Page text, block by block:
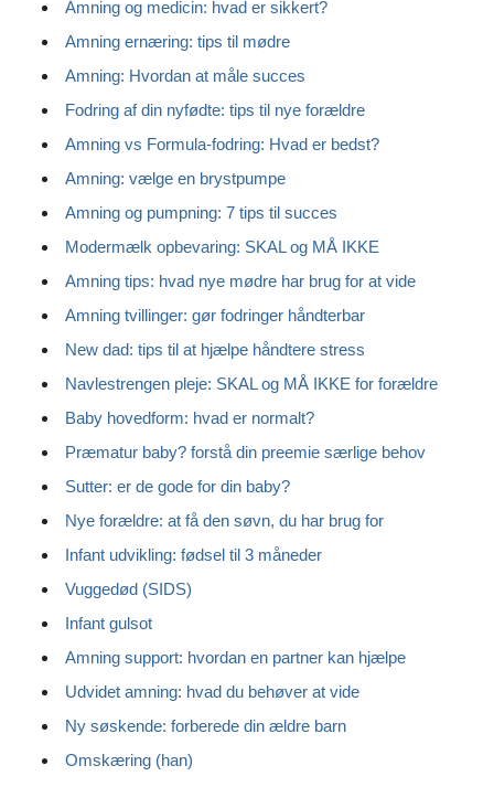
Amning og medicin: hvad er sikkert?
Amning ernæring: tips til mødre
Amning: Hvordan at måle succes
Fodring af din nyfødte: tips til nye forældre
Amning vs Formula-fodring: Hvad er bedst?
Amning: vælge en brystpumpe
Amning og pumpning: 7 tips til succes
Modermælk opbevaring: SKAL og MÅ IKKE
Amning tips: hvad nye mødre har brug for at vide
Amning tvillinger: gør fodringer håndterbar
New dad: tips til at hjælpe håndtere stress
Navlestrengen pleje: SKAL og MÅ IKKE for forældre
Baby hovedform: hvad er normalt?
Præmatur baby? forstå din preemie særlige behov
Sutter: er de gode for din baby?
Nye forældre: at få den søvn, du har brug for
Infant udvikling: fødsel til 3 måneder
Vuggedød (SIDS)
Infant gulsot
Amning support: hvordan en partner kan hjælpe
Udvidet amning: hvad du behøver at vide
Ny søskende: forberede din ældre barn
Omskæring (han)